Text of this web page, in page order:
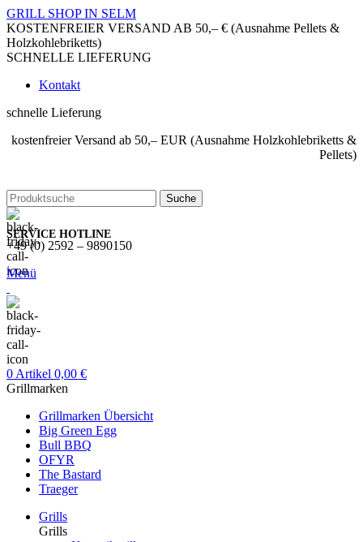
GRILL SHOP IN SELM
KOSTENFREIER VERSAND AB 50,– € (Ausnahme Pellets &
Holzkohlebriketts)
SCHNELLE LIEFERUNG
Kontakt
schnelle Lieferung
kostenfreier Versand ab 50,– EUR (Ausnahme Holzkohlebriketts &
Pellets)
Suche
SERVICE HOTLINE
+49 (0) 2592 – 9890150
Menü
0 Artikel 0,00 €
Grillmarken
Grillmarken Übersicht
Big Green Egg
Bull BBQ
OFYR
The Bastard
Traeger
Grills
Grills